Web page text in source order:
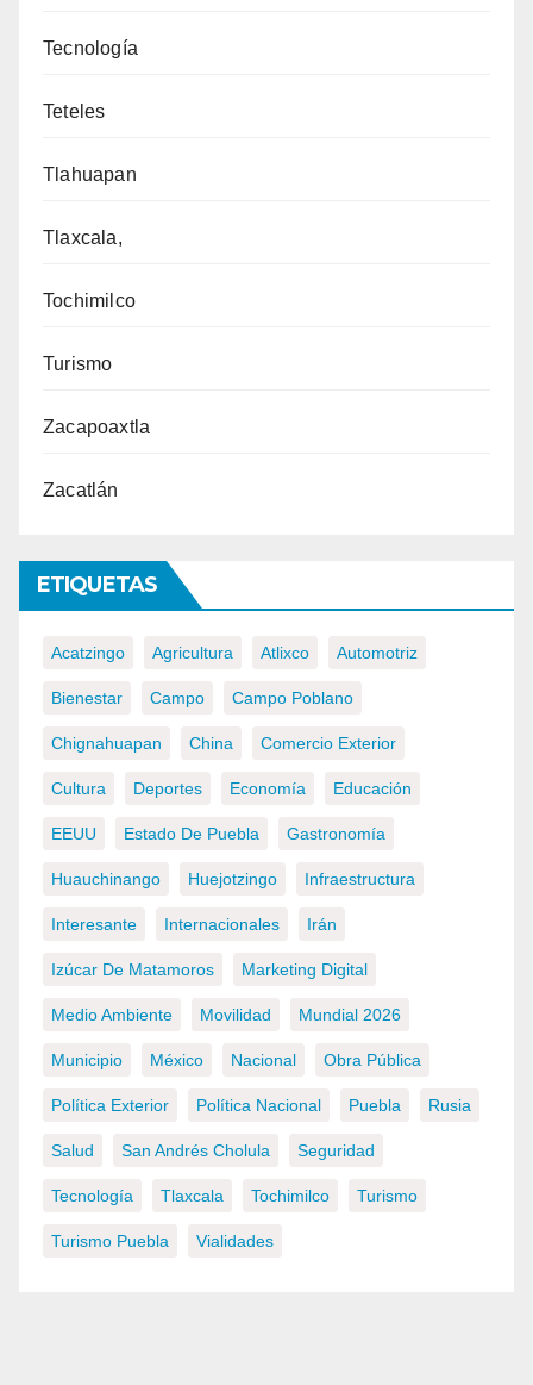
Tecnología
Teteles
Tlahuapan
Tlaxcala,
Tochimilco
Turismo
Zacapoaxtla
Zacatlán
ETIQUETAS
Acatzingo Agricultura Atlixco Automotriz
Bienestar Campo Campo Poblano
Chignahuapan China Comercio Exterior
Cultura Deportes Economía Educación
EEUU Estado De Puebla Gastronomía
Huauchinango Huejotzingo Infraestructura
Interesante Internacionales Irán
Izúcar De Matamoros Marketing Digital
Medio Ambiente Movilidad Mundial 2026
Municipio México Nacional Obra Pública
Política Exterior Política Nacional Puebla Rusia
Salud San Andrés Cholula Seguridad
Tecnología Tlaxcala Tochimilco Turismo
Turismo Puebla Vialidades